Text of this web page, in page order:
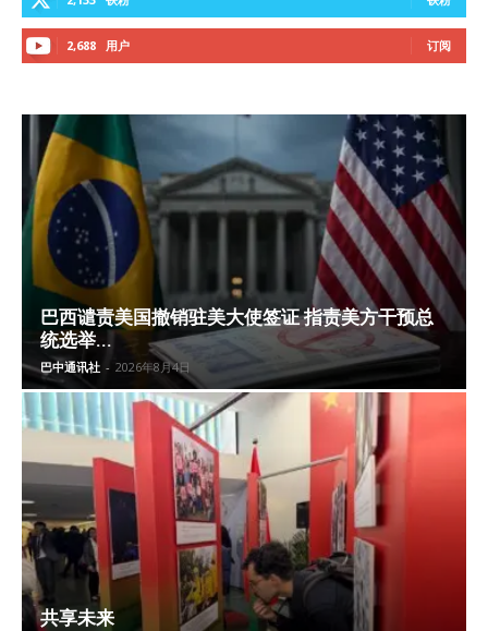
2,688 用户 订阅
巴西谴责美国撤销驻美大使签证 指责美方干预总
统选举...
巴中通讯社 - 2026年8月4日
共享未来